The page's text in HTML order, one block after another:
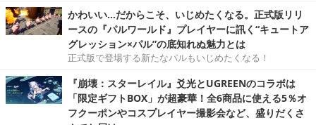
かわいい…だからこそ、いじめたくなる。正式版リリ
ースの『パルワールド』プレイヤーに訊く“キュートア
グレッション×パル”の底知れぬ魅力とは
正式版で登場する新たなパルもいじめたくなる！
『崩壊：スターレイル』爻光とUGREENのコラボは
「限定ギフトBOX」が超豪華！全6商品に使える5％オ
フクーポンやコスプレイヤー撮影会など、盛りだくさ